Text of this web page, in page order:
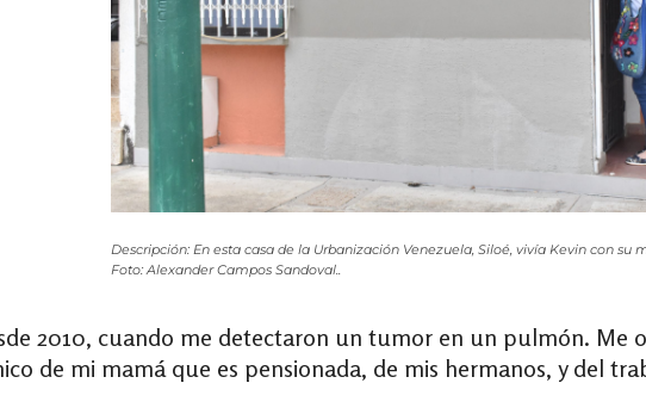
Descripción: En esta casa de la Urbanización Venezuela, Siloé, vivía Kevin con su
Foto: Alexander Campos Sandoval..
2010, cuando me detectaron un tumor en un pulmón. Me
de mi mamá que es pensionada, de mis hermanos, y del